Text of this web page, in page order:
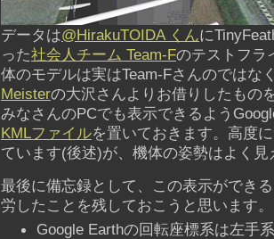
データは@HirakuTOIDA くんに
った社会人チーム Team-Fのテストフラ
体のモデルは実はTeam-Fさんのではな
Meisterの大沢さんよりお借りしたもの
みなさんのPCでも表示できるよう
KMLファイルを置いておきます。高度
ています(後述)が、機体の姿勢はよく
最後に備忘録として、この表示ができ
労したことを残しておこうと思います。
Google Earthの回転座標系は左手